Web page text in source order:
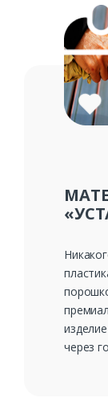
через